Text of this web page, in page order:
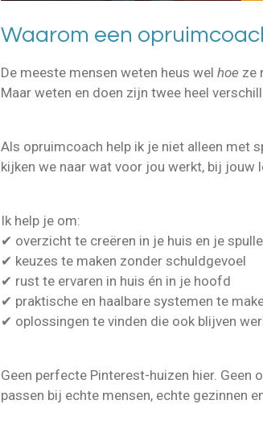
Waarom een
De meeste mensen weten heus wel hoe ze
Maar weten en doen zijn twee heel
Als opruimcoach help ik je niet alleen met
kijken we naar wat voor jou werkt, bij jouw
Ik help je om:
✔ overzicht te creëren in je huis en je
✔ keuzes te maken zonder schuldgevoel
✔ rust te ervaren in huis én in je hoofd
✔ praktische en haalbare systemen te
✔ oplossingen te vinden die ook blijven
Geen perfecte Pinterest-huizen hier.
passen bij echte mensen, echte gezinnen